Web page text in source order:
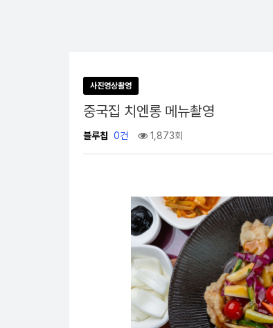
사진영상촬영
중국집 치엔롱 메뉴촬영
블루칩 0건 1,873회